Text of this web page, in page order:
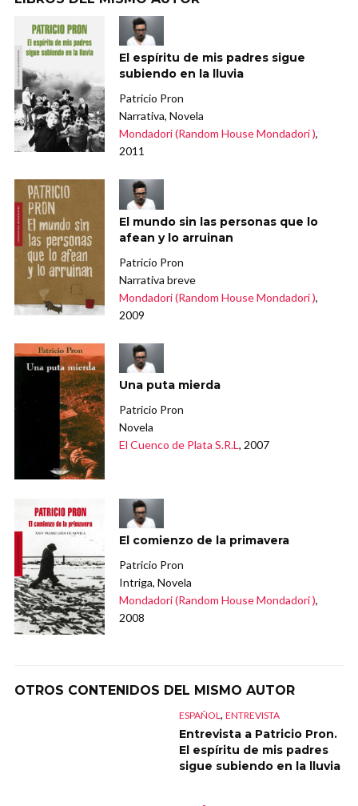
El espíritu de mis padres sigue
subiendo en la lluvia
Patricio Pron
Narrativa, Novela
Mondadori (Random House Mondadori ),
2011
El mundo sin las personas que lo
afean y lo arruinan
Patricio Pron
Narrativa breve
Mondadori (Random House Mondadori ),
2009
Una puta mierda
Patricio Pron
Novela
El Cuenco de Plata S.R.L, 2007
El comienzo de la primavera
Patricio Pron
Intriga, Novela
Mondadori (Random House Mondadori ),
2008
OTROS CONTENIDOS DEL MISMO AUTOR
ESPAÑOL, ENTREVISTA
Entrevista a Patricio Pron.
El espíritu de mis padres
sigue subiendo en la lluvia